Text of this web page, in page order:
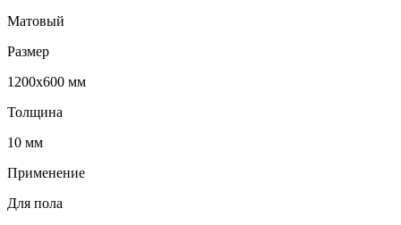
Матовый
Размер
1200х600 мм
Толщина
10 мм
Применение
Для пола